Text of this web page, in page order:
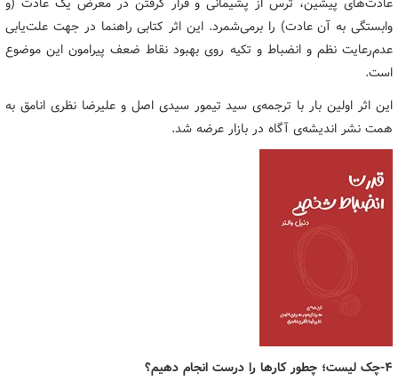
وابستگی به آن عادت) را برمی‌شمرد. این اثر کتابی راهنما در جهت علت‌یابی
عدم‌رعایت نظم و انضباط و تکیه روی بهبود نقاط ضعف پیرامون این موضوع
است.
این اثر اولین بار با ترجمه‌ی سید تیمور سیدی اصل و علیرضا نظری انامق به
همت نشر اندیشه‌ی آگاه در بازار عرضه شد.
4-چک لیست؛ چطور کارها را درست انجام دهیم؟